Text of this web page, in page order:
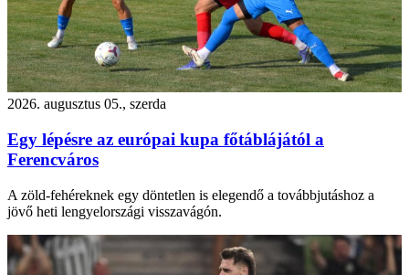
2026. augusztus 05., szerda
Egy lépésre az európai kupa főtáblájától a
Ferencváros
A zöld-fehéreknek egy döntetlen is elegendő a továbbjutáshoz a
jövő heti lengyelországi visszavágón.